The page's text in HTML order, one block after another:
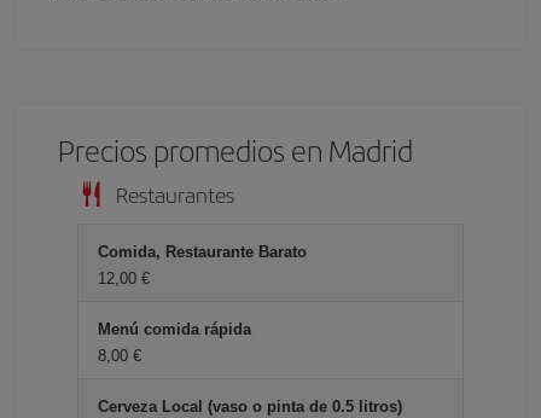
Precios promedios en Madrid
Restaurantes
Comida, Restaurante Barato
12,00 €
Menú comida rápida
8,00 €
Cerveza Local (vaso o pinta de 0.5 litros)